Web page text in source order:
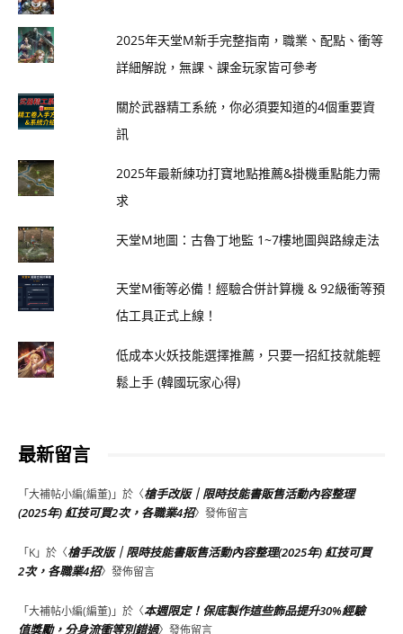
2025年天堂M新手完整指南，職業、配點、衝等
詳細解說，無課、課金玩家皆可參考
關於武器精工系統，你必須要知道的4個重要資
訊
2025年最新練功打寶地點推薦&掛機重點能力需
求
天堂M地圖：古魯丁地監 1~7樓地圖與路線走法
天堂M衝等必備！經驗合併計算機 & 92級衝等預
估工具正式上線！
低成本火妖技能選擇推薦，只要一招紅技就能輕
鬆上手 (韓國玩家心得)
最新留言
「大補帖小編(編董) 」於〈槍手改版｜限時技能書販售活動內容整理
(2025年) 紅技可買2次，各職業4招〉發佈留言
「K」於〈槍手改版｜限時技能書販售活動內容整理(2025年) 紅技可買
2次，各職業4招〉發佈留言
「大補帖小編(編董) 」於〈本週限定！保底製作這些飾品提升30%經驗
值獎勵，分身流衝等別錯過〉發佈留言